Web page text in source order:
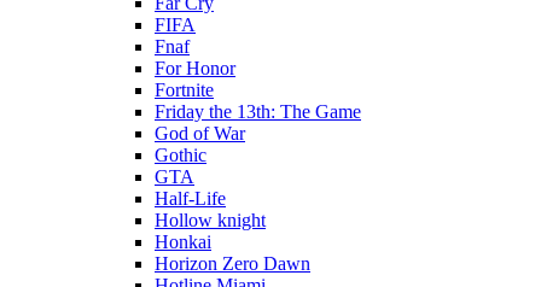
FIFA
Fnaf
For Honor
Fortnite
Friday the 13th: The Game
God of War
Gothic
GTA
Half-Life
Hollow knight
Honkai
Horizon Zero Dawn